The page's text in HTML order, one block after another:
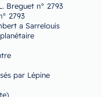
Breguet n° 2793
2793
a Sarrelouis
par Lépine